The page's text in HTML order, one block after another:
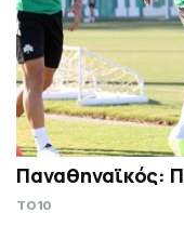
Παναθηναϊκός:
TO10